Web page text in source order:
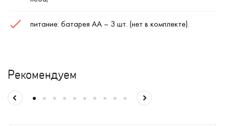
питание: батарея АА – 3 шт. (нет в комплекте).
Рекомендуем